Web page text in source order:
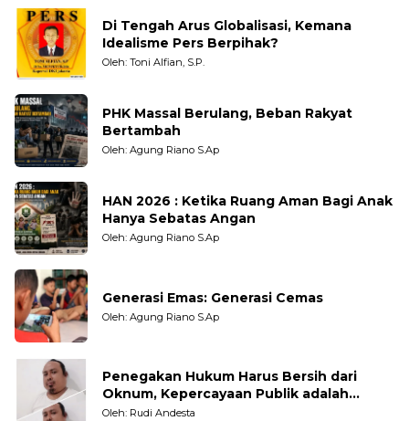
Di Tengah Arus Globalisasi, Kemana
Idealisme Pers Berpihak?
Oleh: Toni Alfian, S.P.
PHK Massal Berulang, Beban Rakyat
Bertambah
Oleh: Agung Riano S.Ap
HAN 2026 : Ketika Ruang Aman Bagi Anak
Hanya Sebatas Angan
Oleh: Agung Riano S.Ap
Generasi Emas: Generasi Cemas
Oleh: Agung Riano S.Ap
Penegakan Hukum Harus Bersih dari
Oknum, Kepercayaan Publik adalah
Taruhannya
Oleh: Rudi Andesta